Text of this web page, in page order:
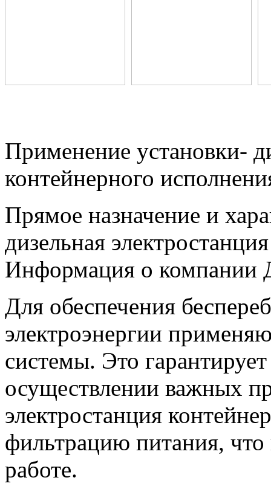
Применение установки-
контейнерного
Прямое назначение и
дизельная
Информация о компании
Для обеспечения
электроэнергии
системы. Это
осуществлении важных
электростанция
фильтрацию питания, что
работе.